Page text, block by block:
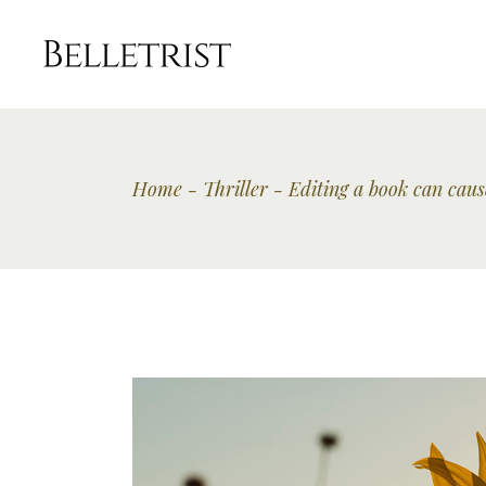
Home Thriller Editing a book can